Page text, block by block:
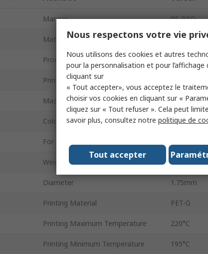
Marque RS PRO
Material Type
Product Type 3D Printer
Printing Technology
Machine Specific No
Colour Black
For Use With
Weight 500g
Diameter 1.75mm
Printing Material PET-G
Printing Maximum Temperature 220°C
Printing Minimum Temperature 195°C
Nous respectons votre vie
Nous utilisons des cookies et autres
pour la personnalisation et pour
cliquant sur
« Tout accepter», vous acceptez le
choisir vos cookies en cliquant sur «
cliquez sur « Tout refuser ». Cela peut
savoir plus, consultez notre politique de
Tout accepter